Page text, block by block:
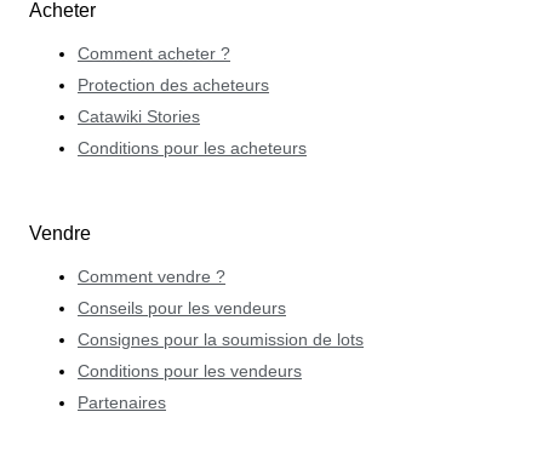
Acheter
Comment acheter ?
Protection des acheteurs
Catawiki Stories
Conditions pour les acheteurs
Vendre
Comment vendre ?
Conseils pour les vendeurs
Consignes pour la soumission de lots
Conditions pour les vendeurs
Partenaires